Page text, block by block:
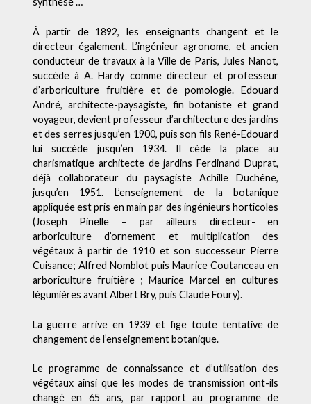
À partir de 1892, les enseignants changent et le
directeur également. L’ingénieur agronome, et ancien
conducteur de travaux à la Ville de Paris, Jules Nanot,
succède à A. Hardy comme directeur et professeur
d’arboriculture fruitière et de pomologie. Edouard
André, architecte-paysagiste, fin botaniste et grand
voyageur, devient professeur d’architecture des jardins
et des serres jusqu’en 1900, puis son fils René-Edouard
lui succède jusqu’en 1934. Il cède la place au
charismatique architecte de jardins Ferdinand Duprat,
déjà collaborateur du paysagiste Achille Duchêne,
jusqu’en 1951. L’enseignement de la botanique
appliquée est pris en main par des ingénieurs horticoles
(Joseph Pinelle – par ailleurs directeur- en
arboriculture d’ornement et multiplication des
végétaux à partir de 1910 et son successeur Pierre
Cuisance; Alfred Nomblot puis Maurice Coutanceau en
arboriculture fruitière ; Maurice Marcel en cultures
légumières avant Albert Bry, puis Claude Foury).
La guerre arrive en 1939 et fige toute tentative de
changement de l’enseignement botanique.
Le programme de connaissance et d’utilisation des
végétaux ainsi que les modes de transmission ont-ils
changé en 65 ans, par rapport au programme de